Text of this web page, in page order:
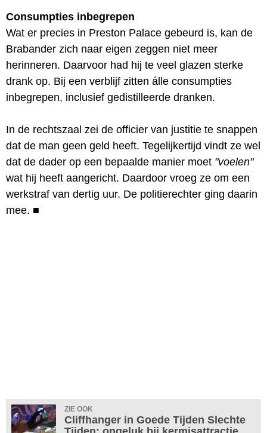
Consumpties inbegrepen
Wat er precies in Preston Palace gebeurd is, kan de
Brabander zich naar eigen zeggen niet meer
herinneren. Daarvoor had hij te veel glazen sterke
drank op. Bij een verblijf zitten álle consumpties
inbegrepen, inclusief gedistilleerde dranken.
In de rechtszaal zei de officier van justitie te snappen
dat de man geen geld heeft. Tegelijkertijd vindt ze wel
dat de dader op een bepaalde manier moet "voelen"
wat hij heeft aangericht. Daardoor vroeg ze om een
werkstraf van dertig uur. De politierechter ging daarin
mee. ■
ZIE OOK
Cliffhanger in Goede Tijden Slechte